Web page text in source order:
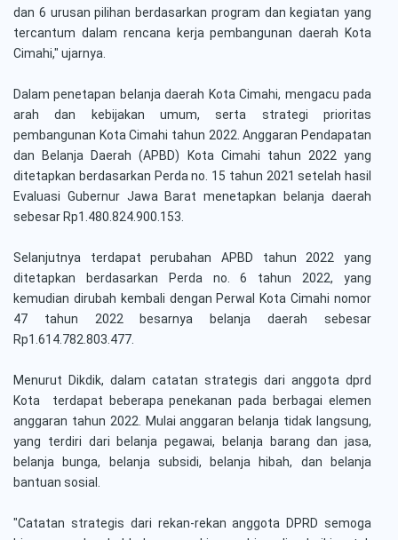
dan 6 urusan pilihan berdasarkan program dan kegiatan yang
tercantum dalam rencana kerja pembangunan daerah Kota
Cimahi," ujarnya.
Dalam penetapan belanja daerah Kota Cimahi, mengacu pada
arah dan kebijakan umum, serta strategi prioritas
pembangunan Kota Cimahi tahun 2022. Anggaran Pendapatan
dan Belanja Daerah (APBD) Kota Cimahi tahun 2022 yang
ditetapkan berdasarkan Perda no. 15 tahun 2021 setelah hasil
Evaluasi Gubernur Jawa Barat menetapkan belanja daerah
sebesar Rp1.480.824.900.153.
Selanjutnya terdapat perubahan APBD tahun 2022 yang
ditetapkan berdasarkan Perda no. 6 tahun 2022, yang
kemudian dirubah kembali dengan Perwal Kota Cimahi nomor
47 tahun 2022 besarnya belanja daerah sebesar
Rp1.614.782.803.477.
Menurut Dikdik, dalam catatan strategis dari anggota dprd
Kota terdapat beberapa penekanan pada berbagai elemen
anggaran tahun 2022. Mulai anggaran belanja tidak langsung,
yang terdiri dari belanja pegawai, belanja barang dan jasa,
belanja bunga, belanja subsidi, belanja hibah, dan belanja
bantuan sosial.
"Catatan strategis dari rekan-rekan anggota DPRD semoga